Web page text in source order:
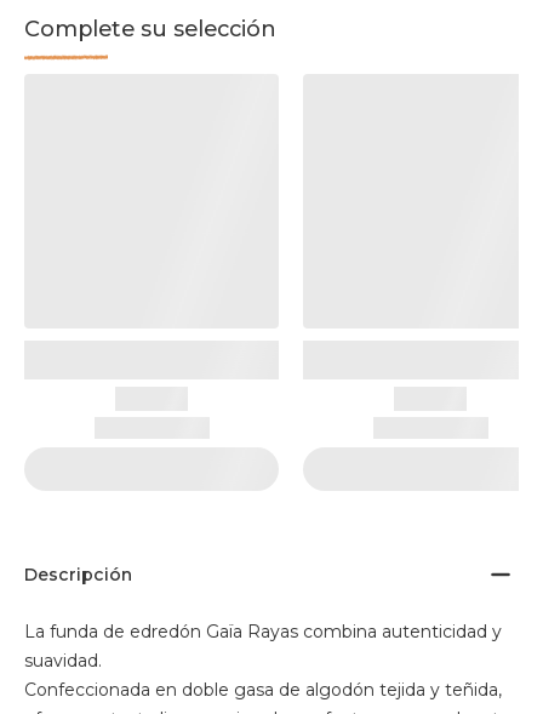
Complete su selección
Descripción
La funda de edredón Gaïa Rayas combina autenticidad y
suavidad.
Confeccionada en doble gasa de algodón tejida y teñida,